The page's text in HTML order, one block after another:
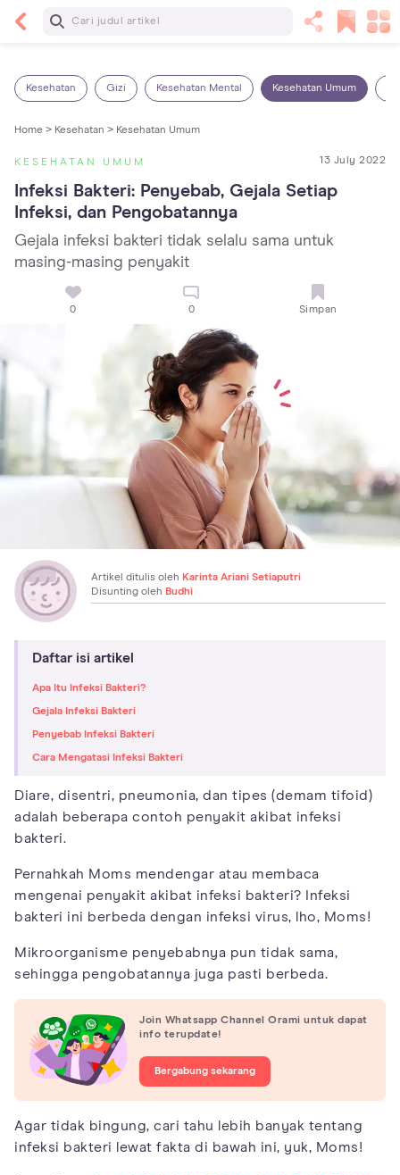
Baca Selanjutnya
Kesehatan Gizi Kesehatan Mental Kesehatan Umum
Home > Kesehatan > Kesehatan Umum
KESEHATAN UMUM 13 July 2022
Infeksi Bakteri: Penyebab, Gejala Setiap
Infeksi, dan Pengobatannya
Gejala infeksi bakteri tidak selalu sama untuk
masing-masing penyakit
0 0 Simpan
Artikel ditulis oleh Karinta Ariani Setiaputri
Disunting oleh Budhi
Daftar isi artikel
Apa Itu Infeksi Bakteri?
Gejala Infeksi Bakteri
Penyebab Infeksi Bakteri
Cara Mengatasi Infeksi Bakteri
Diare, disentri, pneumonia, dan tipes (demam tifoid)
adalah beberapa contoh penyakit akibat infeksi
bakteri.
Pernahkah Moms mendengar atau membaca
mengenai penyakit akibat infeksi bakteri? Infeksi
bakteri ini berbeda dengan infeksi virus, lho, Moms!
Mikroorganisme penyebabnya pun tidak sama,
sehingga pengobatannya juga pasti berbeda.
Join Whatsapp Channel Orami untuk dapat
info terupdate!
Bergabung sekarang
Agar tidak bingung, cari tahu lebih banyak tentang
infeksi bakteri lewat fakta di bawah ini, yuk, Moms!